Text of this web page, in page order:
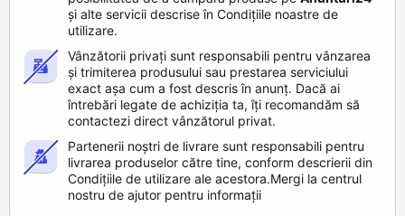
și alte servicii descrise în Condițiile noastre de
utilizare.
Vânzătorii privați sunt responsabili pentru vânzarea
și trimiterea produsului sau prestarea serviciului
exact așa cum a fost descris în anunț. Dacă ai
întrebări legate de achiziția ta, îți recomandăm să
contactezi direct vânzătorul privat.
Partenerii noștri de livrare sunt responsabili pentru
livrarea produselor către tine, conform descrierii din
Condițiile de utilizare ale acestora.Mergi la centrul
nostru de ajutor pentru informații